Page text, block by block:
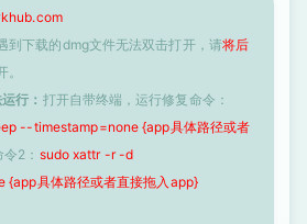
到下载的dmg文件无法双击打开，请将后
行： 打开自带终端，运行修复命令：
--timestamp=none {app具体路径或者
2： sudo xattr -r -d
{app具体路径或者直接拖入app}